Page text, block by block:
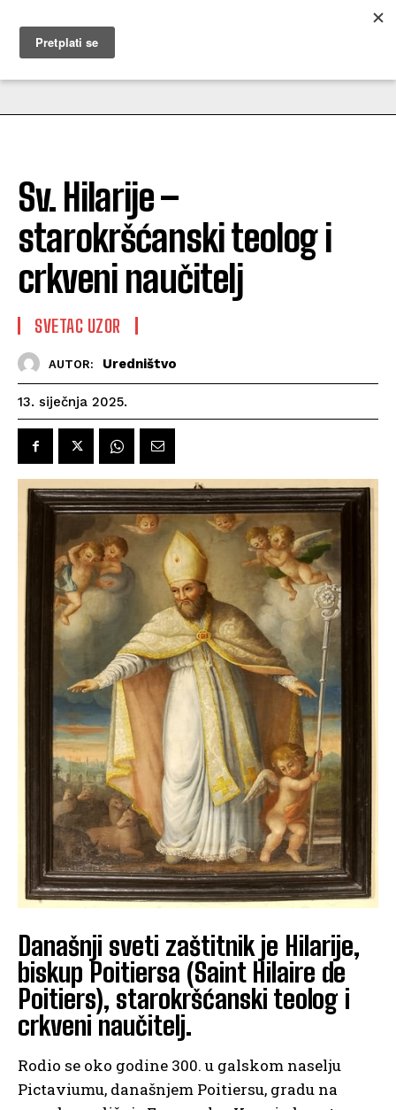
MUŽEVNI BUDITE
Sv. Hilarije –
starokršćanski teolog i
crkveni naučitelj
SVETAC UZOR
AUTOR: Uredništvo
13. siječnja 2025.
Današnji sveti zaštitnik je Hilarije,
biskup Poitiersa (Saint Hilaire de
Poitiers), starokršćanski teolog i
crkveni naučitelj.
Rodio se oko godine 300. u galskom naselju
Pictaviumu, današnjem Poitiersu, gradu na